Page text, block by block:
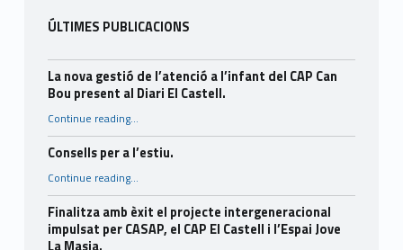
ÚLTIMES PUBLICACIONS
La nova gestió de l’atenció a l’infant del CAP Can
Bou present al Diari El Castell.
Continue reading“La nova gestió de l’atenció a l’infant del CAP Can Bou present al Diari El Castell.”
…
Consells per a l’estiu.
Continue reading…
Finalitza amb èxit el projecte intergeneracional
impulsat per CASAP, el CAP El Castell i l’Espai Jove